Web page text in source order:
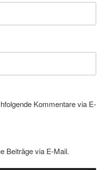
Kommentare via E-
Beiträge via E-Mail.